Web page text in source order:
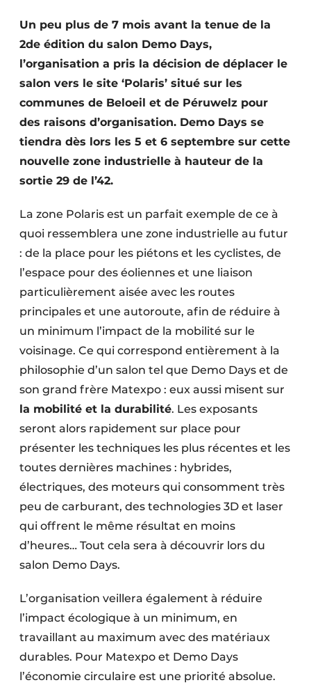
Video’s
Construction bois
Contrôle d’accès
Éclairage
Façades
Géotextiles
Infrastructures souterraines et égouttage
Protection solaire
Rénovation
Sécurité incendie
Techniques ferroviaires
Travaux ferroviaires
Un peu plus de 7 mois avant la tenue de la
2de édition du salon Demo Days,
l’organisation a pris la décision de déplacer le
salon vers le site ‘Polaris’ situé sur les
communes de Beloeil et de Péruwelz pour
des raisons d’organisation. Demo Days se
tiendra dès lors les 5 et 6 septembre sur cette
nouvelle zone industrielle à hauteur de la
sortie 29 de l’42.
La zone Polaris est un parfait exemple de ce à
quoi ressemblera une zone industrielle au futur
: de la place pour les piétons et les cyclistes, de
l’espace pour des éoliennes et une liaison
particulièrement aisée avec les routes
principales et une autoroute, afin de réduire à
un minimum l’impact de la mobilité sur le
voisinage. Ce qui correspond entièrement à la
philosophie d’un salon tel que Demo Days et de
son grand frère Matexpo : eux aussi misent sur
la mobilité et la durabilité. Les exposants
seront alors rapidement sur place pour
présenter les techniques les plus récentes et les
toutes dernières machines : hybrides,
électriques, des moteurs qui consomment très
peu de carburant, des technologies 3D et laser
qui offrent le même résultat en moins
d’heures… Tout cela sera à découvrir lors du
salon Demo Days.
L’organisation veillera également à réduire
l’impact écologique à un minimum, en
travaillant au maximum avec des matériaux
durables. Pour Matexpo et Demo Days
l’économie circulaire est une priorité absolue.